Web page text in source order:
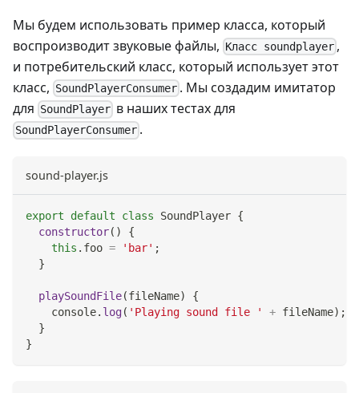
Мы будем использовать пример класса, который
воспроизводит звуковые файлы, Класс soundplayer ,
и потребительский класс, который использует этот
класс, SoundPlayerConsumer . Мы создадим имитатор
для SoundPlayer в наших тестах для
SoundPlayerConsumer .
sound-player.js
export default class SoundPlayer {
constructor( )
{
this . foo = 'bar' ;
}
playSoundFile(fileName)
{
console. log( 'Playing sound file ' + fileName) ;
}
}